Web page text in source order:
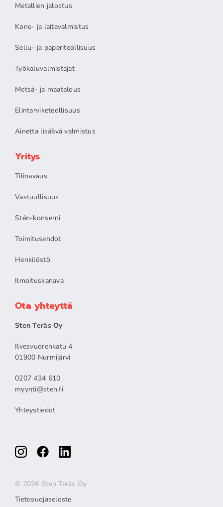
Metallien jalostus
Kone- ja laitevalmistus
Sellu- ja paperiteollisuus
Työkaluvalmistajat
Metsä- ja maatalous
Elintarviketeollisuus
Ainetta lisäävä valmistus
Yritys
Tilinavaus
Vastuullisuus
Stén-konserni
Toimitusehdot
Henkilöstö
Ilmoituskanava
Ota yhteyttä
Sten Teräs Oy
Ilvesvuorenkatu 4
01900 Nurmijärvi
0207 434 610
myynti@sten.fi
Yhteystiedot
© 2026 Sten Teräs Oy
Tietosuojaseloste